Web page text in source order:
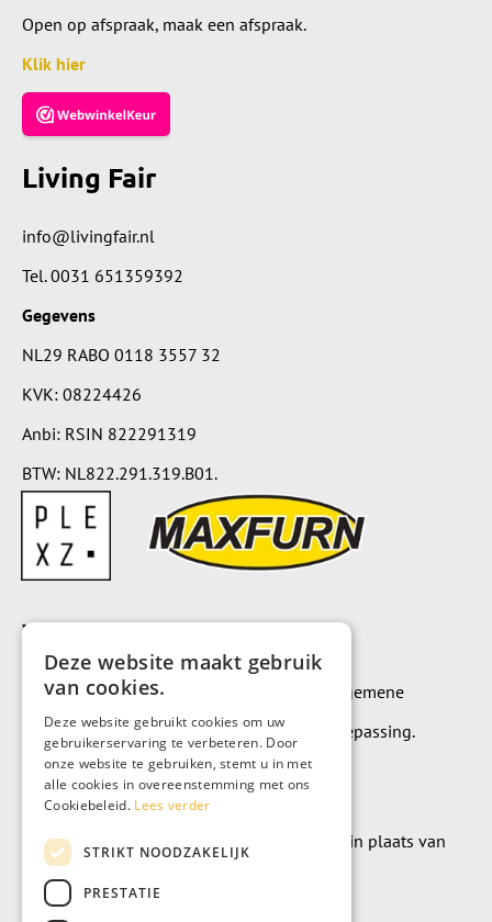
Open op afspraak, maak een afspraak.
Klik hier
Living Fair
info@livingfair.nl
Tel.0031 651359392
Gegevens
NL29 RABO 0118 3557 32
KVK: 08224426
Anbi: RSIN 822291319
BTW: NL822.291.319.B01.
Voorwaarden
Op alle leveringen en diensten zijn onze algemene
leverings- en betalingsvoorwaarden van toepassing.
Algemene voorwaarden
Wilt u geld doneren? Dat kan uiteraard ook in plaats van
meubels te kopen.
Deze website maakt gebruik
van cookies.
Deze website gebruikt cookies om uw
gebruikerservaring te verbeteren. Door
onze website te gebruiken, stemt u in met
alle cookies in overeenstemming met ons
Cookiebeleid. Lees verder
STRIKT NOODZAKELIJK
PRESTATIE